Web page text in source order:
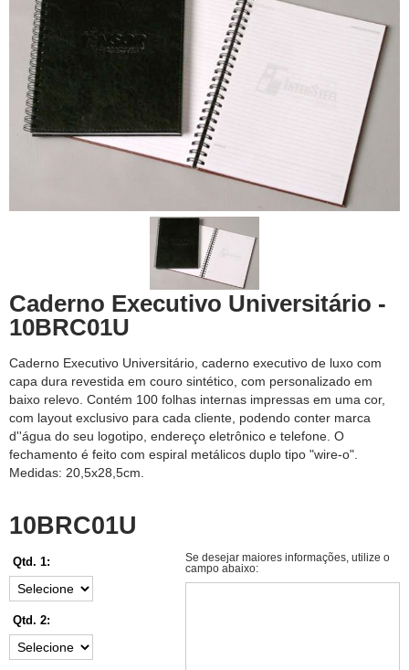
Caderno Executivo Universitário -
10BRC01U
Caderno Executivo Universitário, caderno executivo de luxo com
capa dura revestida em couro sintético, com personalizado em
baixo relevo. Contém 100 folhas internas impressas em uma cor,
com layout exclusivo para cada cliente, podendo conter marca
d''água do seu logotipo, endereço eletrônico e telefone. O
fechamento é feito com espiral metálicos duplo tipo "wire-o".
Medidas: 20,5x28,5cm.
10BRC01U
Qtd. 1:
Qtd. 2:
Se desejar maiores informações, utilize o
campo abaixo: